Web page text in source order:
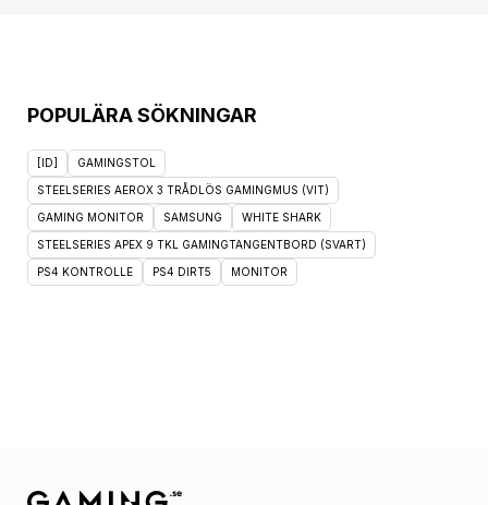
POPULÄRA SÖKNINGAR
[ID] GAMINGSTOL
STEELSERIES AEROX 3 TRÅDLÖS GAMINGMUS (VIT)
GAMING MONITOR SAMSUNG WHITE SHARK
STEELSERIES APEX 9 TKL GAMINGTANGENTBORD (SVART)
PS4 KONTROLLE PS4 DIRT5 MONITOR